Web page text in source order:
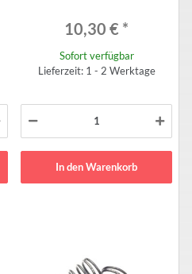
10,30 € *
Sofort verfügbar
Lieferzeit: 1 - 2 Werktage
In den Warenkorb